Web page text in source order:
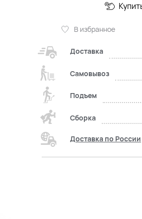
В избранное
Доставка
Самовывоз
Подъем
Сборка
Доставка по России